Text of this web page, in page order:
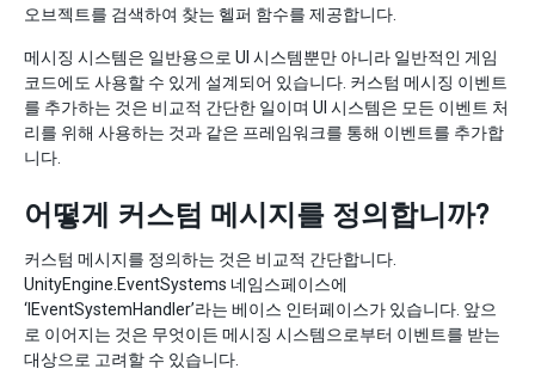
오브젝트를 검색하여 찾는 헬퍼 함수를 제공합니다.
메시징 시스템은 일반용으로 UI 시스템뿐만 아니라 일반적인 게임
코드에도 사용할 수 있게 설계되어 있습니다. 커스텀 메시징 이벤트
를 추가하는 것은 비교적 간단한 일이며 UI 시스템은 모든 이벤트 처
리를 위해 사용하는 것과 같은 프레임워크를 통해 이벤트를 추가합
니다.
어떻게 커스텀 메시지를 정의합니까?
커스텀 메시지를 정의하는 것은 비교적 간단합니다.
UnityEngine.EventSystems 네임스페이스에
‘IEventSystemHandler’라는 베이스 인터페이스가 있습니다. 앞으
로 이어지는 것은 무엇이든 메시징 시스템으로부터 이벤트를 받는
대상으로 고려할 수 있습니다.